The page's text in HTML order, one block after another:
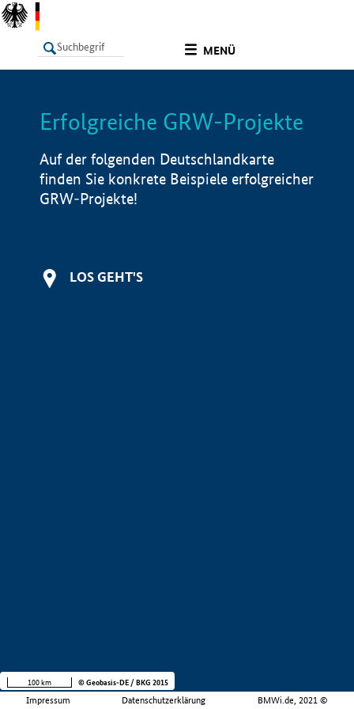
MENÜ
LISTE Info
Erfolgreiche GRW-Projekte
Auf der folgenden Deutschlandkarte
finden Sie konkrete Beispiele erfolgreicher
GRW-Projekte!
LOS GEHT'S
Impressum Datenschutzerklärung BMWi.de, 2021 ©
100 km © Geobasis-DE / BKG 2015